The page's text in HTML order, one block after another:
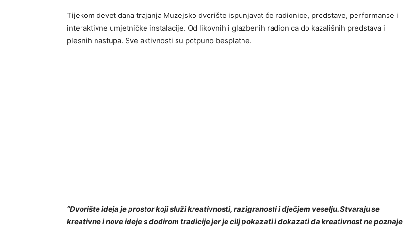
Tijekom devet dana trajanja Muzejsko dvorište ispunjavat će radionice, predstave, performanse i
interaktivne umjetničke instalacije. Od likovnih i glazbenih radionica do kazališnih predstava i
plesnih nastupa. Sve aktivnosti su potpuno besplatne.
“Dvorište ideja je prostor koji služi kreativnosti, razigranosti i dječjem veselju. Stvaraju se
kreativne i nove ideje s dodirom tradicije jer je cilj pokazati i dokazati da kreativnost ne poznaje